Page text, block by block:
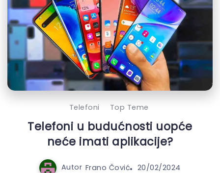
Telefoni Top Teme
Telefoni u budućnosti uopće
neće imati aplikacije?
Autor Frano Čović 20/02/2024